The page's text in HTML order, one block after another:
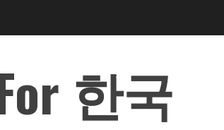
한국